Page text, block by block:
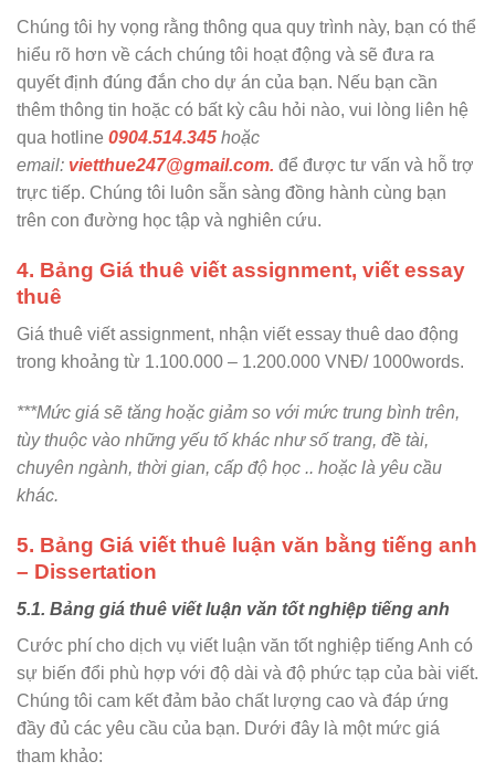
Chúng tôi hy vọng rằng thông qua quy trình này, bạn có thể
hiểu rõ hơn về cách chúng tôi hoạt động và sẽ đưa ra
quyết định đúng đắn cho dự án của bạn. Nếu bạn cần
thêm thông tin hoặc có bất kỳ câu hỏi nào, vui lòng liên hệ
qua hotline 0904.514.345 hoặc
email: vietthue247@gmail.com. để được tư vấn và hỗ trợ
trực tiếp. Chúng tôi luôn sẵn sàng đồng hành cùng bạn
trên con đường học tập và nghiên cứu.
4. Bảng Giá thuê viết assignment, viết essay
thuê
Giá thuê viết assignment, nhận viết essay thuê dao động
trong khoảng từ 1.100.000 – 1.200.000 VNĐ/ 1000words.
***Mức giá sẽ tăng hoặc giảm so với mức trung bình trên,
tùy thuộc vào những yếu tố khác như số trang, đề tài,
chuyên ngành, thời gian, cấp độ học .. hoặc là yêu cầu
khác.
5. Bảng Giá viết thuê luận văn bằng tiếng anh
– Dissertation
5.1. Bảng giá thuê viết luận văn tốt nghiệp tiếng anh
Cước phí cho dịch vụ viết luận văn tốt nghiệp tiếng Anh có
sự biến đổi phù hợp với độ dài và độ phức tạp của bài viết.
Chúng tôi cam kết đảm bảo chất lượng cao và đáp ứng
đầy đủ các yêu cầu của bạn. Dưới đây là một mức giá
tham khảo: